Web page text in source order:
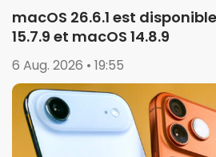
macOS 26.6.1 est
15.7.9 et macOS 14.8.9
6 Aug. 2026 • 19:55